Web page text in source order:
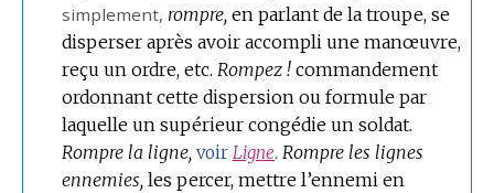
DOMAINE
:
simplement, rompre, en parlant de la troupe, se
disperser après avoir accompli une manœuvre,
reçu un ordre, etc. Rompez ! commandement
ordonnant cette dispersion ou formule par
laquelle un supérieur congédie un soldat.
Rompre la ligne, voir Ligne. Rompre les lignes
ennemies, les percer, mettre l’ennemi en